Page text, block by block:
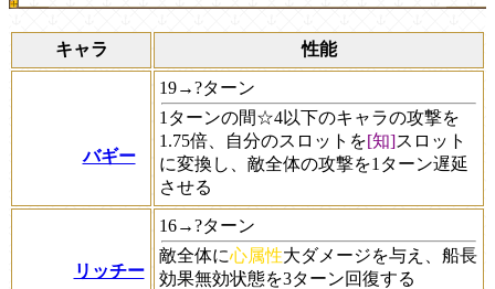
キャラ 性能
バギー
19→?ターン
1ターンの間☆4以下のキャラの攻撃を
1.75倍、自分のスロットを[知]スロット
に変換し、敵全体の攻撃を1ターン遅延
させる
リッチー
16→?ターン
敵全体に心属性大ダメージを与え、船長
効果無効状態を3ターン回復する